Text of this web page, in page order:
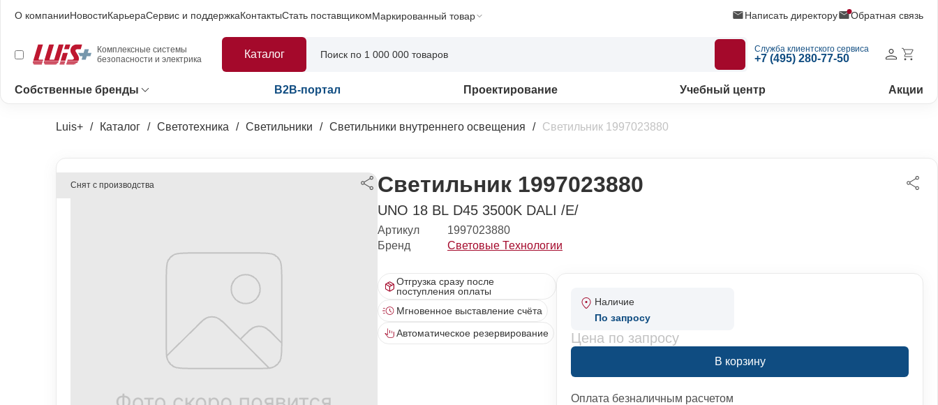
О компанииНовостиКарьераСервис и поддержкаКонтактыСтать поставщикомМаркированный товар Написать директору Обратная связь
Комплексные системы
безопасности и электрика
Каталог Служба клиентского сервиса
+7 (495) 280-77-50
Собственные бренды B2B-портал Проектирование Учебный центр Акции
Luis+ Каталог Светотехника Светильники Светильники внутреннего освещения Светильник 1997023880
Снят с производства Светильник 1997023880
UNO 18 BL D45 3500K DALI /E/
Артикул
1997023880
Бренд
Световые Технологии
Отгрузка сразу после
поступления оплаты
Мгновенное выставление счёта
Автоматическое резервирование
Наличие
По запросу
Цена по запросу
В корзину
Оплата безналичным расчетом